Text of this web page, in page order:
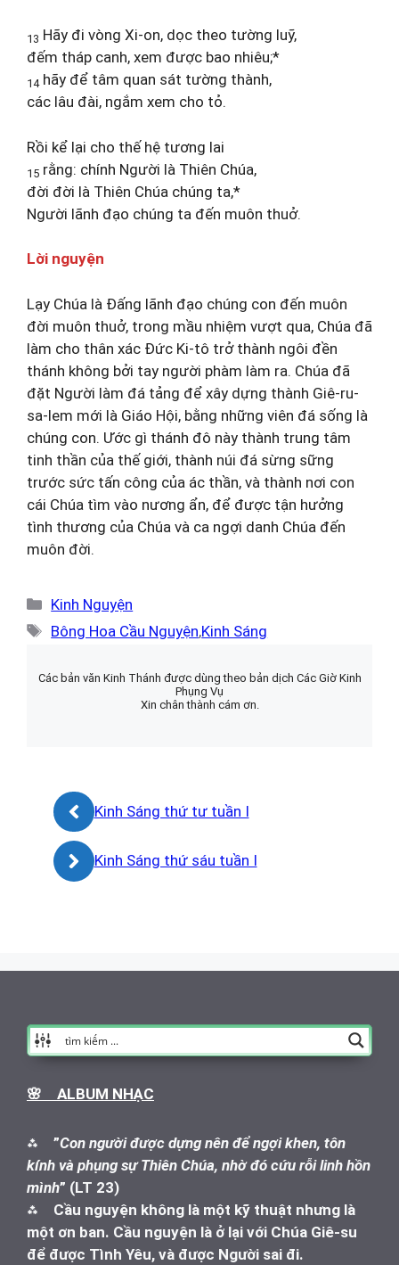
13 Hãy đi vòng Xi-on, dọc theo tường luỹ,
đếm tháp canh, xem được bao nhiêu;*
14 hãy để tâm quan sát tường thành,
các lâu đài, ngắm xem cho tỏ.
Rồi kể lại cho thế hệ tương lai
15 rằng: chính Người là Thiên Chúa,
đời đời là Thiên Chúa chúng ta,*
Người lãnh đạo chúng ta đến muôn thuở.
Lời nguyện
Lạy Chúa là Đấng lãnh đạo chúng con đến muôn
đời muôn thuở, trong mầu nhiệm vượt qua, Chúa đã
làm cho thân xác Đức Ki-tô trở thành ngôi đền
thánh không bởi tay người phàm làm ra. Chúa đã
đặt Người làm đá tảng để xây dựng thành Giê-ru-
sa-lem mới là Giáo Hội, bằng những viên đá sống là
chúng con. Ước gì thánh đô này thành trung tâm
tinh thần của thế giới, thành núi đá sừng sững
trước sức tấn công của ác thần, và thành nơi con
cái Chúa tìm vào nương ẩn, để được tận hưởng
tình thương của Chúa và ca ngợi danh Chúa đến
muôn đời.
Danh
mục
Kinh Nguyện
Thẻ
Bông Hoa Cầu Nguyện,Kinh Sáng
Các bản văn Kinh Thánh được dùng theo bản dịch Các Giờ Kinh
Phụng Vụ
Xin chân thành cám ơn.
Kinh Sáng thứ tư tuần I
Kinh Sáng thứ sáu tuần I
🌸 ALBUM NHẠC
⁂ ”Con người được dựng nên để ngợi khen, tôn
kính và phụng sự Thiên Chúa, nhờ đó cứu rỗi linh hồn
mình” (LT 23)
⁂ Cầu nguyện không là một kỹ thuật nhưng là
một ơn ban. Cầu nguyện là ở lại với Chúa Giê-su
để được Tình Yêu, và được Người sai đi.